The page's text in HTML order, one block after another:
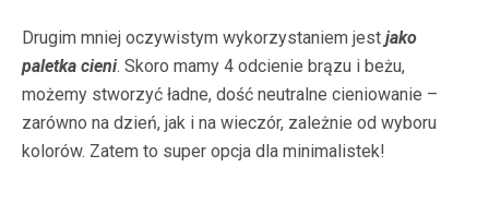
Drugim mniej oczywistym wykorzystaniem jest jako
paletka cieni. Skoro mamy 4 odcienie brązu i beżu,
możemy stworzyć ładne, dość neutralne cieniowanie –
zarówno na dzień, jak i na wieczór, zależnie od wyboru
kolorów. Zatem to super opcja dla minimalistek!